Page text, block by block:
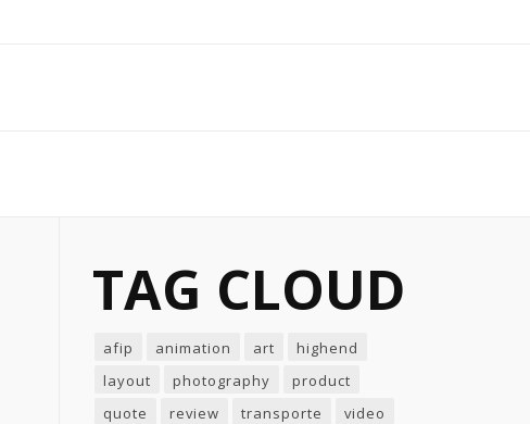
TAG CLOUD
afip animation art
highend
layout
photography
product
quote
review transporte video